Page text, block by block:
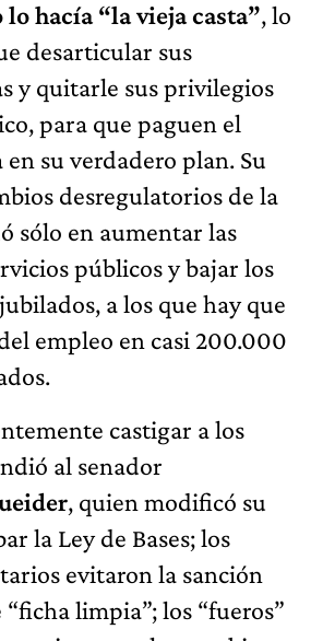
hacía “la vieja casta”, lo
desarticular sus
y quitarle sus privilegios
para que paguen el
su verdadero plan. Su
desregulatorios de la
sólo en aumentar las
públicos y bajar los
a los que hay que
empleo en casi 200.000
castigar a los
al senador
, quien modificó su
la Ley de Bases; los
evitaron la sanción
limpia”; los “fueros”